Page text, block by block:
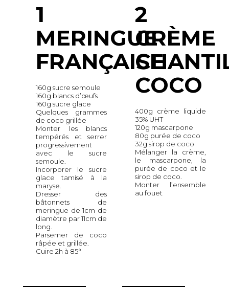
1
MERINGUE
FRANÇAISE
160g sucre semoule
160g blancs d’œufs
160g sucre glace
Quelques grammes
de coco grillée
Monter les blancs
tempérés et serrer
progressivement
avec le sucre
semoule.
Incorporer le sucre
glace tamisé à la
maryse.
Dresser des
bâtonnets de
meringue de 1cm de
diamètre par 11cm de
long.
Parsemer de coco
râpée et grillée.
Cuire 2h à 85°
2
CRÈME
COCO
400g crème liquide
35% UHT
120g mascarpone
80g purée de coco
32g sirop de coco
Mélanger la crème,
le mascarpone, la
purée de coco et le
sirop de coco.
Monter l’ensemble
au fouet